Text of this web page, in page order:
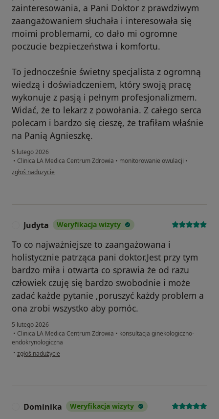
zainteresowania, a Pani Doktor z prawdziwym
zaangażowaniem słuchała i interesowała się
moimi problemami, co dało mi ogromne
poczucie bezpieczeństwa i komfortu.
To jednocześnie świetny specjalista z ogromną
wiedzą i doświadczeniem, który swoją pracę
wykonuje z pasją i pełnym profesjonalizmem.
Widać, że to lekarz z powołania. Z całego serca
polecam i bardzo się cieszę, że trafiłam właśnie
na Panią Agnieszkę.
5 lutego 2026
• Clinica LA Medica Centrum Zdrowia • monitorowanie owulacji •
w opinii użytkownika Paulina
zgłoś nadużycie
Judyta Weryfikacja wizyty
To co najważniejsze to zaangażowana i
holistycznie patrząca pani doktor.Jest przy tym
bardzo miła i otwarta co sprawia że od razu
człowiek czuję się bardzo swobodnie i może
zadać każde pytanie ,poruszyć każdy problem a
ona zrobi wszystko aby pomóc.
5 lutego 2026
• Clinica LA Medica Centrum Zdrowia • konsultacja ginekologiczno-
endokrynologiczna
• w opinii użytkownika Judyta
zgłoś nadużycie
Dominika Weryfikacja wizyty